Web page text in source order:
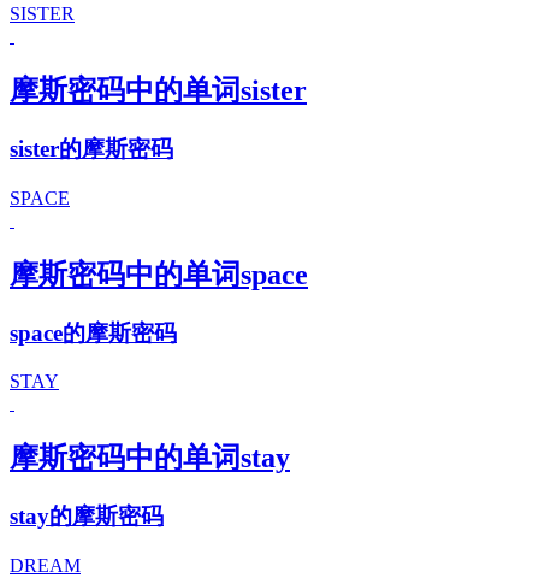
SISTER
摩斯密码中的单词sister
sister的摩斯密码
SPACE
摩斯密码中的单词space
space的摩斯密码
STAY
摩斯密码中的单词stay
stay的摩斯密码
DREAM